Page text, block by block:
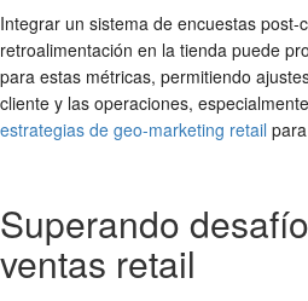
Integrar un sistema de encuestas
retroalimentación en la tienda puede
para estas métricas, permitiendo
cliente y las operaciones,
estrategias de geo-marketing retail
Superando
ventas retail